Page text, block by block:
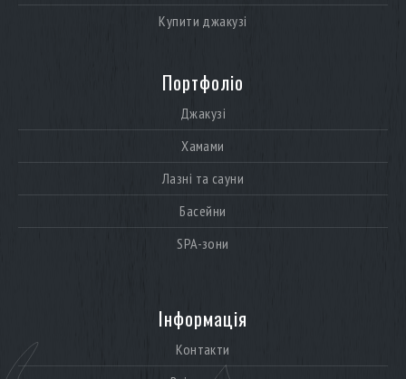
Купити джакузі
Портфоліо
Джакузі
Хамами
Лазні та сауни
Басейни
SPA-зони
Інформація
Контакти